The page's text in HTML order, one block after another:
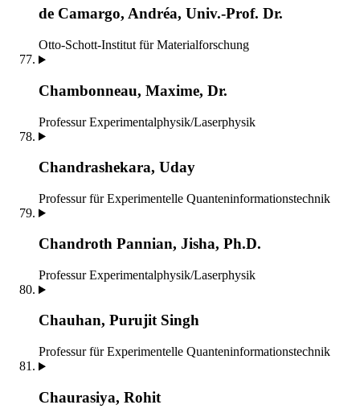
de Ca­mar­go, An­dréa, Univ.-Prof. Dr.
Otto-Schott-Institut für Materialforschung
Chambonneau, Maxime, Dr.
Professur Experimentalphysik/Laserphysik
Chandrashekara, Uday
Professur für Experimentelle Quanteninformationstechnik
Chandroth Pannian, Jisha, Ph.D.
Professur Experimentalphysik/Laserphysik
Chauhan, Purujit Singh
Professur für Experimentelle Quanteninformationstechnik
Chaurasiya, Rohit